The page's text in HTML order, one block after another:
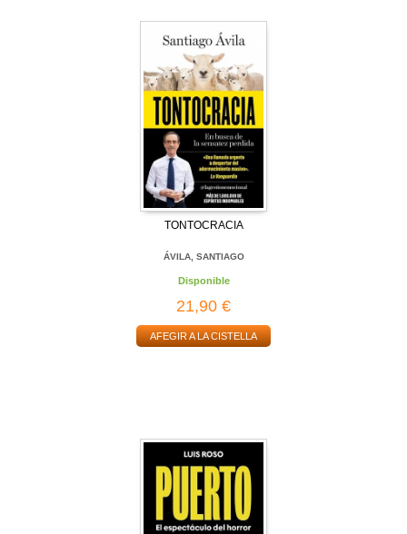
TONTOCRACIA
ÁVILA, SANTIAGO
Disponible
21,90 €
AFEGIR A LA CISTELLA